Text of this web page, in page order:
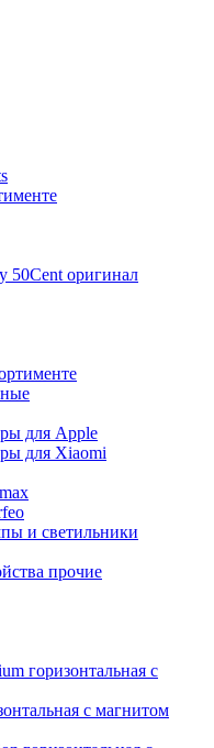
50Cent оригинал
для Apple
для Xiaomi
и светильники
прочие
горизонтальная с
с магнитом